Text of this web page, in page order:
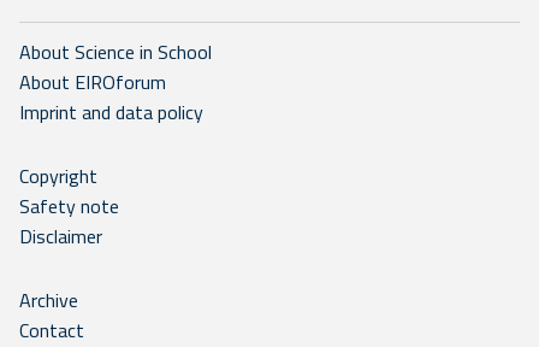
About Science in School
About EIROforum
Imprint and data policy
Copyright
Safety note
Disclaimer
Archive
Contact